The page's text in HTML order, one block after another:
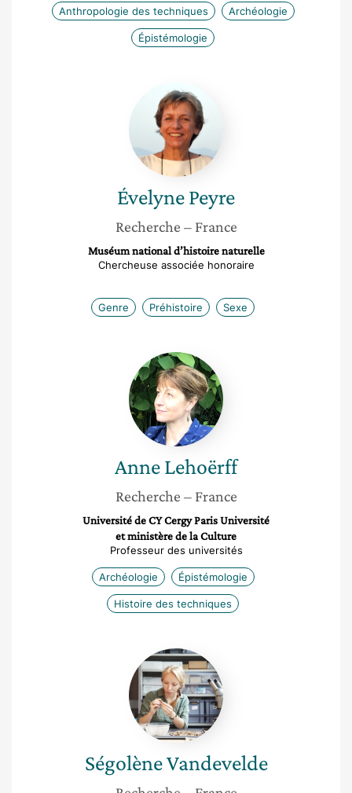
Anthropologie des techniques Archéologie
Épistémologie
Évelyne
Peyre
ÉvelynePeyre
Recherche – France
Muséum national d’histoire naturelle
Chercheuse associée honoraire
Genre Préhistoire Sexe
Anne
Lehoërff
AnneLehoërff
Recherche – France
Université de CY Cergy Paris Université
et ministère de la Culture
Professeur des universités
Archéologie Épistémologie
Histoire des techniques
Ségolène
Vandevelde
SégolèneVandevelde